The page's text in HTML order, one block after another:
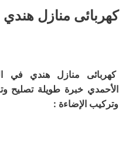
كهربائى منازل
كهربائى منازل هندي في
الأحمدي خبرة طويلة تصليح
وتركيب الإضاءة :